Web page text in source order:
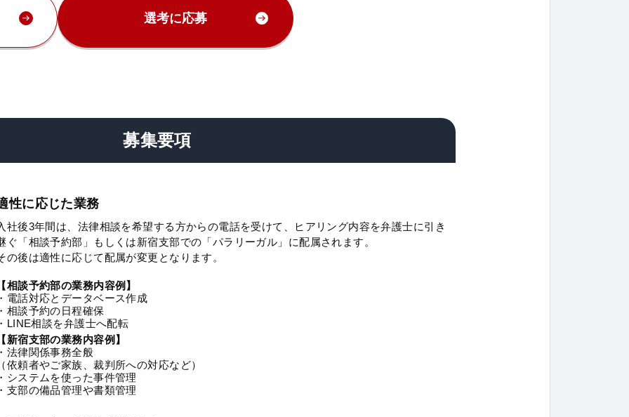
選考に応募
募集要項
性に応じた業務
社後3年間は、法律相談を希望する方からの電話を受けて、ヒアリング内容を弁護士に引き
ぐ「相談予約部」もしくは新宿支部での「パラリーガル」に配属されます。
の後は適性に応じて配属が変更となります。
相談予約部の業務内容例】
電話対応とデータベース作成
相談予約の日程確保
LINE相談を弁護士へ配転
新宿支部の業務内容例】
法律関係事務全般
依頼者やご家族、裁判所への対応など）
システムを使った事件管理
支部の備品管理や書類管理